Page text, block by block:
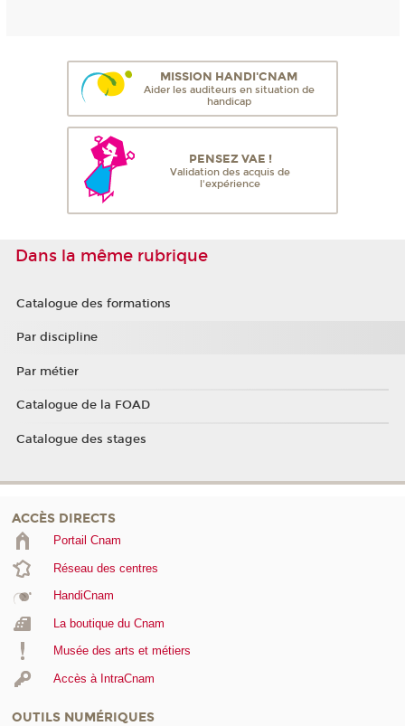
MISSION HANDI'CNAM
Aider les auditeurs en situation de
handicap
PENSEZ VAE !
Validation des acquis de
l'expérience
Dans la même rubrique
Catalogue des formations
Par discipline
Par métier
Catalogue de la FOAD
Catalogue des stages
ACCÈS DIRECTS
Portail Cnam
Réseau des centres
HandiCnam
La boutique du Cnam
Musée des arts et métiers
Accès à IntraCnam
OUTILS NUMÉRIQUES